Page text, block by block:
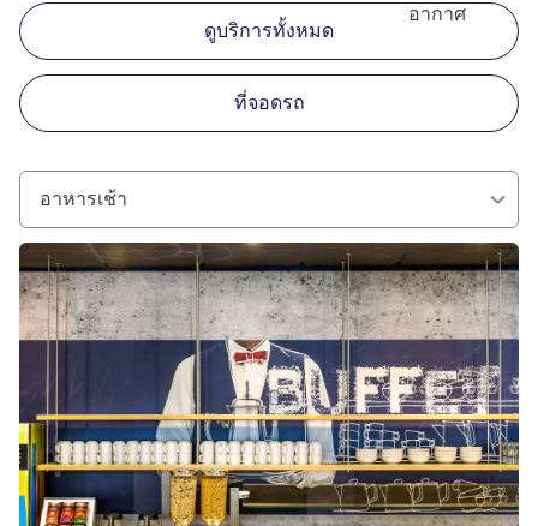
อากาศ
ดูบริการทั้งหมด
ที่จอดรถ
อาหารเช้า
ดูรายละเอียด